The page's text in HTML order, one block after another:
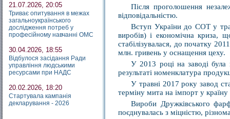
21.07.2026, 20:05
Триває опитування в межах
загальноукраїнського
дослідження потреб у
професійному навчанні ОМС
30.04.2026, 18:55
Відбулося засідання Ради
управління людськими
ресурсами при НАДС
20.02.2026, 18:20
Стартувала кампанія
декларування - 2026
Після проголошення
відповідальністю.
Вступ України до СОТ у
виробів) і економічна криза,
стабілізувалася, до початку
млн. гривень у оснащення цеху.
У 2013 році на заводі була
результаті номенклатура
У травні 2017 року завод
терміну мита на імпорт у
Вироби Дружківського
поєднувалась з міцністю,